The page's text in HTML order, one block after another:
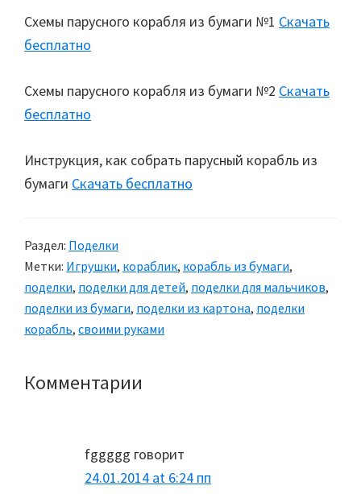
Схемы парусного корабля из бумаги №1 Скачать
бесплатно
Схемы парусного корабля из бумаги №2 Скачать
бесплатно
Инструкция, как собрать парусный корабль из
бумаги Скачать бесплатно
Раздел: Поделки
Метки: Игрушки, кораблик, корабль из бумаги,
поделки, поделки для детей, поделки для мальчиков,
поделки из бумаги, поделки из картона, поделки
корабль, своими руками
Reader
Комментарии
fggggg говорит
24.01.2014 at 6:24 пп